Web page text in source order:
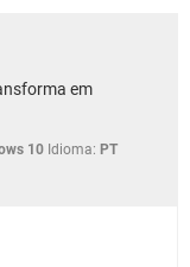
em
10 Idioma: PT